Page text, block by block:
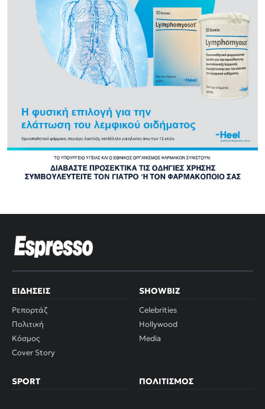
ΕΙΔΉΣΕΙΣ
Ρεπορτάζ
Πολιτική
Κόσμος
Cover Story
SHOWBIZ
Celebrities
Hollywood
Media
SPORT ΠΟΛΙΤΙΣΜΌΣ